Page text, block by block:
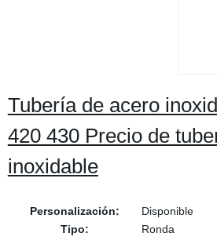
Tubería de acero
420 430 Precio de
inoxidable
Personalización:
Disponible
Tipo:
Ronda